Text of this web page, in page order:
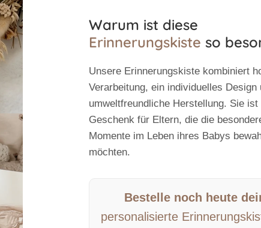
Warum ist diese
Erinnerungskiste so
Unsere Erinnerungskiste kombiniert
Verarbeitung, ein individuelles Design
umweltfreundliche Herstellung. Sie ist
Geschenk für Eltern, die die
Momente im Leben ihres Babys
möchten.
Bestelle noch heute
personalisierte